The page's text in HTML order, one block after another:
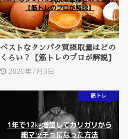
ベストなタンパク質摂取量はどの
くらい？【筋トレのプロが解説】
2020年7月3日
筋トレ